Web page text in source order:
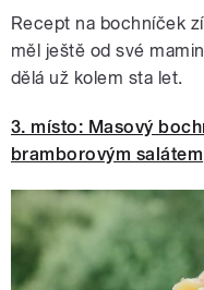
Recept na bochníček
měl ještě od své
dělá už kolem sta let.
3. místo: Masový
bramborovým salátem